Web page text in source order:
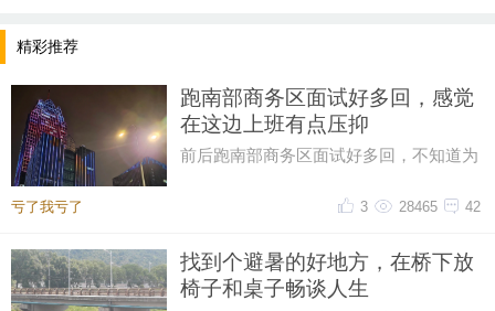
精彩推荐
跑南部商务区面试好多回，感觉
在这边上班有点压抑
前后跑南部商务区面试好多回，不知道为
片密集写字楼自带压抑感，上下
亏了我亏了 42
28465
3
找到个避暑的好地方，在桥下放
椅子和桌子畅谈人生